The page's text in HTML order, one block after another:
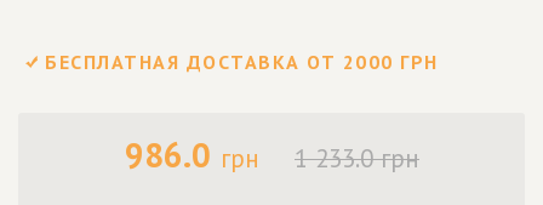
БЕСПЛАТНАЯ ДОСТАВКА ОТ 2000 ГРН
986.0 грн 1 233.0 грн